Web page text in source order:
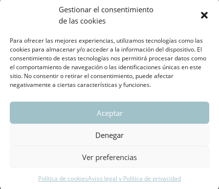
Gestionar el consentimiento
de las cookies
Para ofrecer las mejores experiencias, utilizamos tecnologías como las
cookies para almacenar y/o acceder a la información del dispositivo. El
consentimiento de estas tecnologías nos permitirá procesar datos como
el comportamiento de navegación o las identificaciones únicas en este
sitio. No consentir o retirar el consentimiento, puede afectar
negativamente a ciertas características y funciones.
Aceptar
Denegar
Ver preferencias
Política de cookiesAviso legal y Política de privacidad
ASOCIACIÓN REGIONAL VALENCIANA DE
Aviso legal y política de privacidad